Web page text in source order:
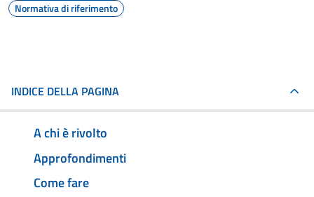
Normativa di riferimento
INDICE DELLA PAGINA
A chi è rivolto
Approfondimenti
Come fare